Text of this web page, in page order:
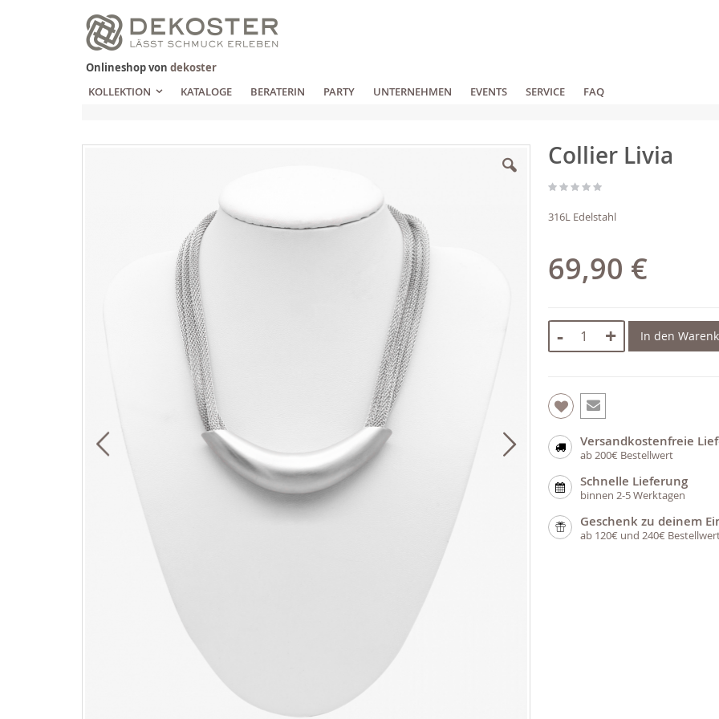
Zum
Inhalt
springen
Onlineshop von dekoster
KOLLEKTION
KATALOGE BERATERIN PARTY UNTERNEHMEN EVENTS SERVICE FAQ
Collier Livia
316L Edelstahl
69,90 €
- + In den
Versandkostenfreie
ab 200€ Bestellwert
Schnelle Lieferung
binnen 2-5 Werktagen
Geschenk zu deinem
ab 120€ und 240€